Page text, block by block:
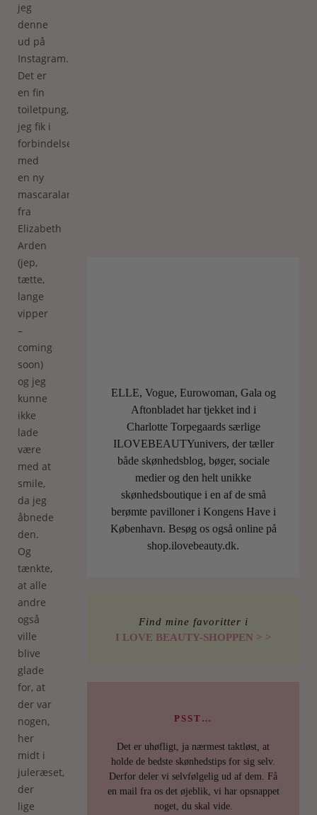
jeg
denne
ud på
Instagram.
Det er
en fin
toiletpung,
jeg fik i
forbindelse
med
en ny
mascaralancering
fra
Elizabeth
Arden
(jep,
tætte,
lange
vipper
–
coming
soon)
og jeg
kunne
ikke
lade
være
med at
smile,
da jeg
åbnede
den.
Og
tænkte,
at alle
andre
også
ville
blive
glade
for, at
der var
nogen,
her
midt i
juleræset,
der
lige
ELLE, Vogue, Eurowoman, Gala og
Aftonbladet har tjekket ind i
Charlotte Torpegaards særlige
ILOVEBEAUTYunivers, der tæller
både skønhedsblog, bøger, sociale
medier og den helt unikke
skønhedsboutique i en af de små
berømte pavilloner i Kongens Have i
København. Besøg os også online på
shop.ilovebeauty.dk.
Find mine favoritter i
I LOVE BEAUTY-SHOPPEN > >
PSST…
Det er uhøfligt, ja nærmest taktløst, at
holde de bedste skønhedstips for sig selv.
Derfor deler vi selvfølgelig ud af dem. Få
en mail fra os det øjeblik, vi har opsnappet
noget, du skal vide.